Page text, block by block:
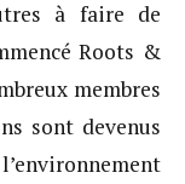
à faire de
Roots &
membres
sont devenus